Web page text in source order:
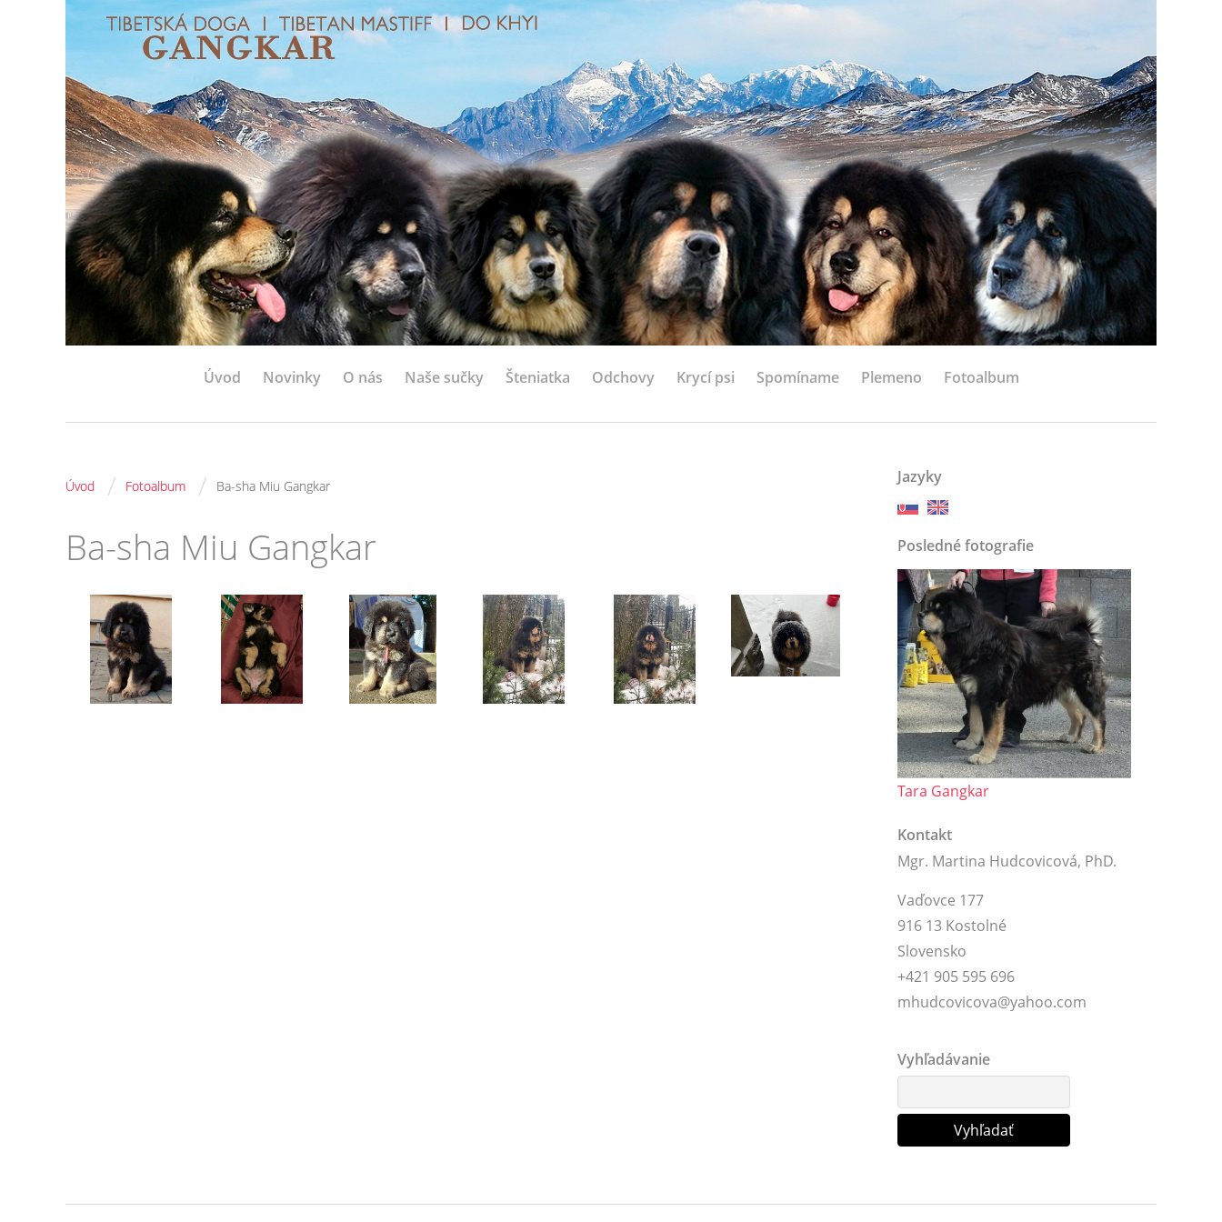
Úvod Novinky O nás Naše sučky Šteniatka Odchovy Krycí psi Spomíname Plemeno Fotoalbum
Úvod / Fotoalbum / Ba-sha Miu Gangkar
Ba-sha Miu Gangkar
Jazyky
Posledné fotografie
Tara Gangkar
Kontakt
Mgr. Martina Hudcovicová, PhD.
Vaďovce 177
916 13 Kostolné
Slovensko
+421 905 595 696
mhudcovicova@yahoo.com
Vyhľadávanie